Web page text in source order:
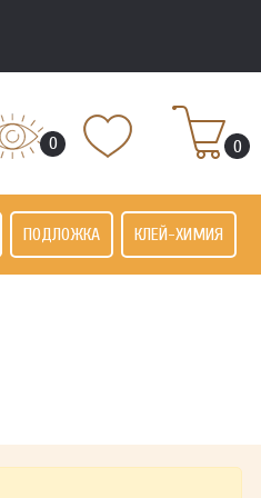
0 0
ПОДЛОЖКА КЛЕЙ-ХИМИЯ